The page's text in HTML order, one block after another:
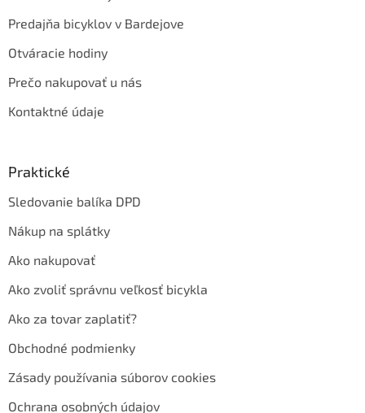
Predajňa bicyklov v Bardejove
Otváracie hodiny
Prečo nakupovať u nás
Kontaktné údaje
Praktické
Sledovanie balíka DPD
Nákup na splátky
Ako nakupovať
Ako zvoliť správnu veľkosť bicykla
Ako za tovar zaplatiť?
Obchodné podmienky
Zásady používania súborov cookies
Ochrana osobných údajov